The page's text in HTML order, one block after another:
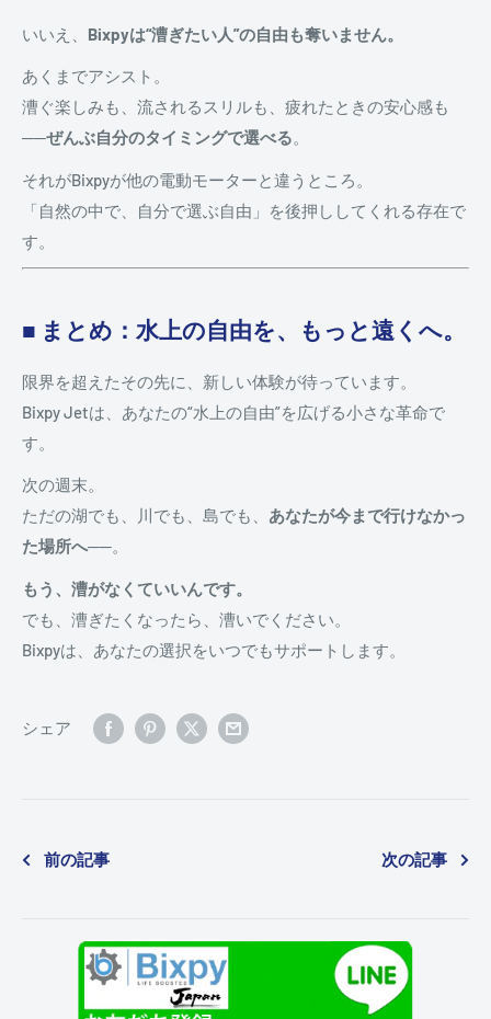
いいえ、 Bixpyは“漕ぎたい人”の自由も奪いません。
あくまでアシスト。
漕ぐ楽しみも、流されるスリルも、疲れたときの安心感も
──ぜんぶ自分のタイミングで選べる。
それがBixpyが他の電動モーターと違うところ。
「自然の中で、自分で選ぶ自由」を後押ししてくれる存在で
す。
■ まとめ：水上の自由を、もっと遠くへ。
限界を超えたその先に、新しい体験が待っています。
Bixpy Jetは、あなたの“水上の自由”を広げる小さな革命で
す。
次の週末。
ただの湖でも、川でも、島でも、 あなたが今まで行けなかっ
た場所へ──。
もう、漕がなくていいんです。
でも、漕ぎたくなったら、漕いでください。
Bixpyは、あなたの選択をいつでもサポートします。
シェア
前の記事 次の記事